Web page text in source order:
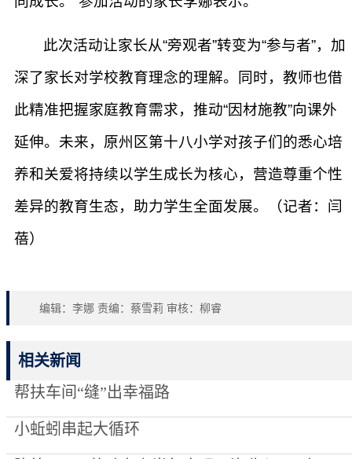
此次活动让家长从“旁观者”转变为“参与者”，加
深了家长对学校教育理念的理解。同时，教师也借
此精准把握家庭教育需求，推动“因材施教”向课外
延伸。未来，原州区第十八小学对孩子们的悉心培
养和关爱将持续以学生成长为核心，营造尊重个性
差异的教育生态，助力学生全面发展。（记者：闫
蓓）
编辑：李娜 责编：蔡雪莉 审核：柳睿
相关新闻
帮扶车间“缝”出幸福路
小蚯蚓串起大循环